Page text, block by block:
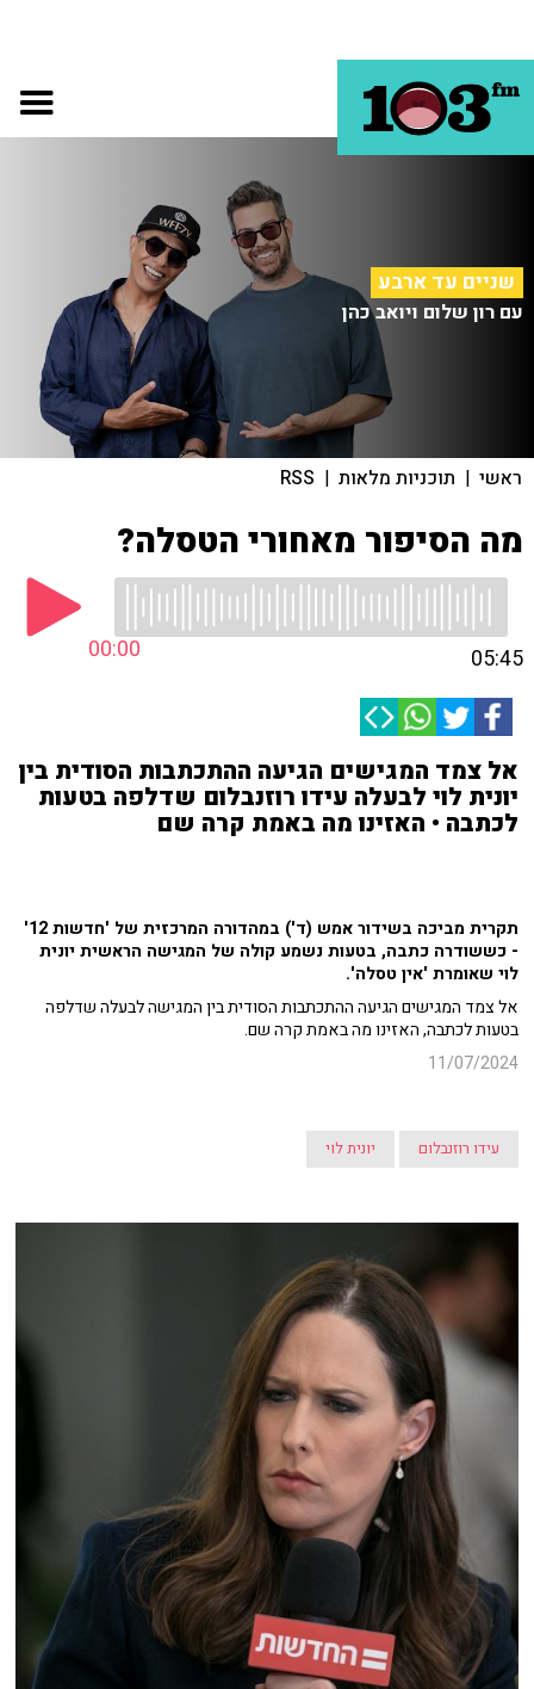
שניים עד ארבע
עם רון שלום ויואב כהן
ראשי | תוכניות מלאות |
RSS
מה הסיפור מאחורי הטסלה?
00:00 05:45
אל צמד המגישים הגיעה ההתכתבות הסודית בין
יונית לוי לבעלה עידו רוזנבלום שדלפה בטעות
לכתבה • האזינו מה באמת קרה שם
תקרית מביכה בשידור אמש (ד') במהדורה המרכזית של 'חדשות 12'
- כששודרה כתבה, בטעות נשמע קולה של המגישה הראשית יונית
לוי שאומרת 'אין טסלה'.
אל צמד המגישים הגיעה ההתכתבות הסודית בין המגישה לבעלה שדלפה
בטעות לכתבה, האזינו מה באמת קרה שם.
11/07/2024
עידו רוזנבלום יונית לוי